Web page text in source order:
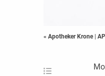
« Apotheker Krone |